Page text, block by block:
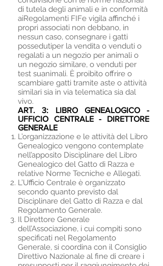
di tutela degli animali e in conformità
aiRegolamenti FIFe vigila affinché i
propri associati non debbano, in
nessun caso, consegnare i gatti
possedutiper la vendita o venduti o
regalati a un negozio per animali o
un negozio similare, o venduti per
test suanimali. È proibito offrire o
scambiare gatti tramite aste o attività
similari sia in via telematica sia dal
vivo.
ART. 3: LIBRO GENEALOGICO -
UFFICIO CENTRALE - DIRETTORE
GENERALE
L’organizzazione e le attività del Libro
Genealogico vengono contemplate
nell’apposito Disciplinare del Libro
Genealogico del Gatto di Razza e
relative Norme Tecniche e Allegati.
L’Ufficio Centrale è organizzato
secondo quanto previsto dal
Disciplinare del Gatto di Razza e dal
Regolamento Generale.
Il Direttore Generale
dell’Associazione, i cui compiti sono
specificati nel Regolamento
Generale, si coordina con il Consiglio
Direttivo Nazionale al fine di creare i